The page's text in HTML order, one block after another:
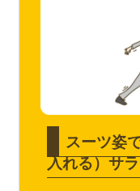
スーツ姿
入れる）サ